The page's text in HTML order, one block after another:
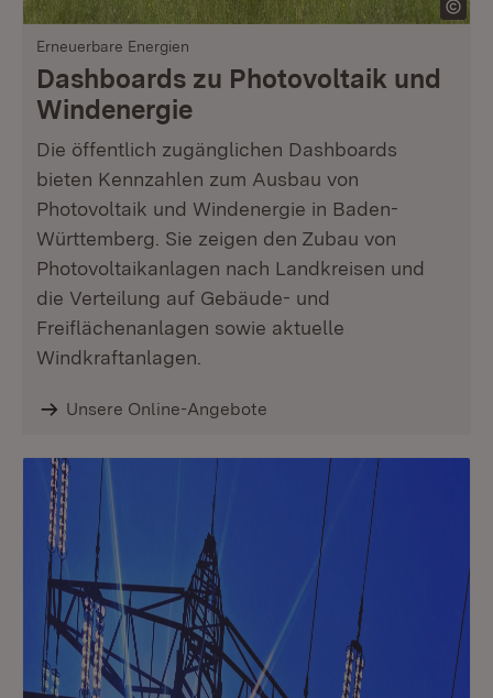
Erneuerbare Energien
Dashboards zu Photovoltaik und
Windenergie
Die öffentlich zugänglichen Dashboards
bieten Kennzahlen zum Ausbau von
Photovoltaik und Windenergie in Baden-
Württemberg. Sie zeigen den Zubau von
Photovoltaikanlagen nach Landkreisen und
die Verteilung auf Gebäude- und
Freiflächenanlagen sowie aktuelle
Windkraftanlagen.
Unsere Online-Angebote